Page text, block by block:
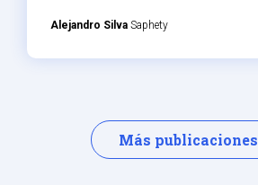
Alejandro Silva Saphety
Más publicaciones